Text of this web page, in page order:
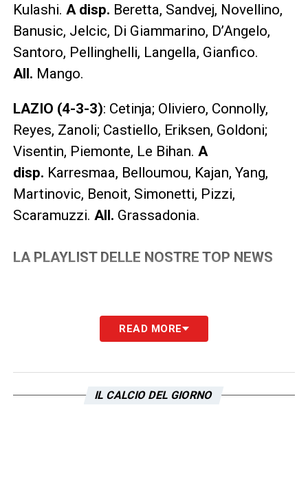
Kulashi. A disp. Beretta, Sandvej, Novellino,
Banusic, Jelcic, Di Giammarino, D’Angelo,
Santoro, Pellinghelli, Langella, Gianfico.
All. Mango.
LAZIO (4-3-3): Cetinja; Oliviero, Connolly,
Reyes, Zanoli; Castiello, Eriksen, Goldoni;
Visentin, Piemonte, Le Bihan. A
disp. Karresmaa, Belloumou, Kajan, Yang,
Martinovic, Benoit, Simonetti, Pizzi,
Scaramuzzi. All. Grassadonia.
LA PLAYLIST DELLE NOSTRE TOP NEWS
READ MORE
IL CALCIO DEL GIORNO